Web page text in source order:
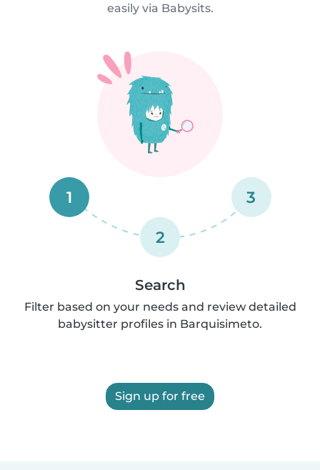
easily via Babysits.
1
2
3
Search
Filter based on your needs and review detailed
babysitter profiles in Barquisimeto.
Sign up for free